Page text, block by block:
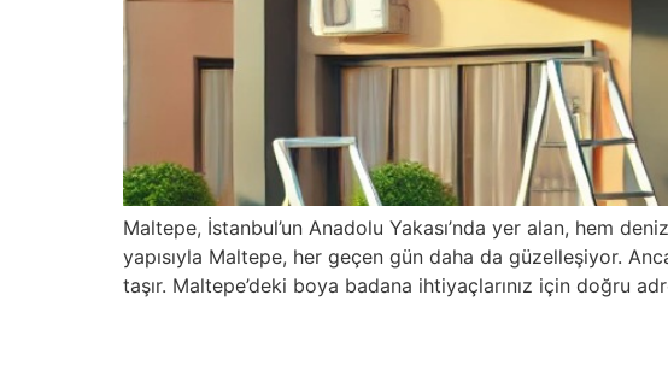
Maltepe, İstanbul’un Anadolu Yakası’nda yer alan, hem
yapısıyla Maltepe, her geçen gün daha da güzelleşiyor.
taşır. Maltepe’deki boya badana ihtiyaçlarınız için doğru